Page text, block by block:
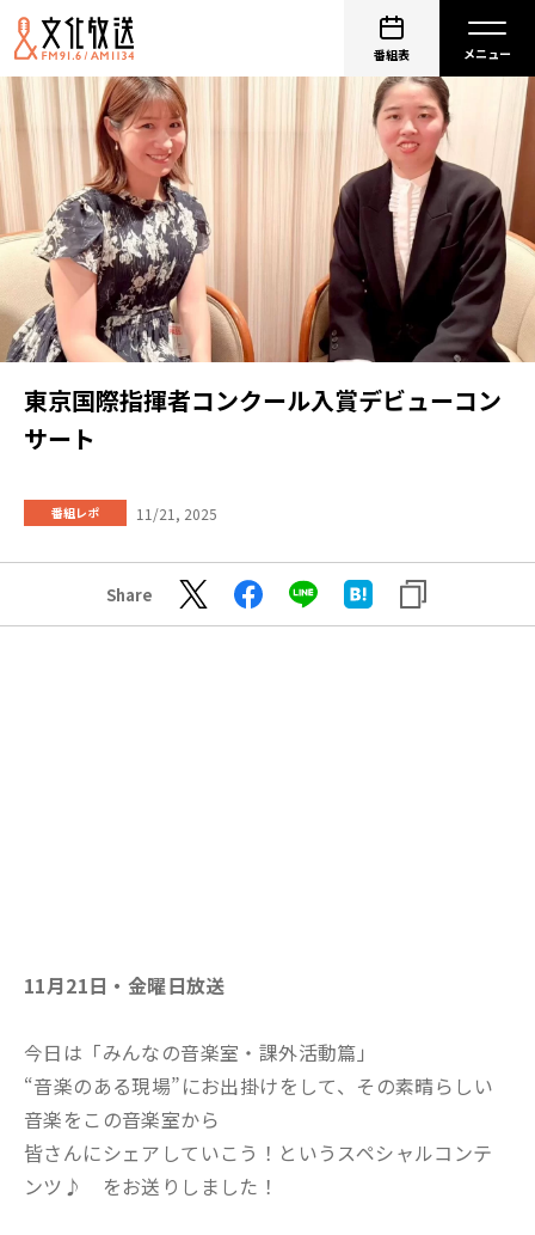
番組表
東京国際指揮者コンクール入賞デビューコン
サート
番組レポ 11/21, 2025
Share
11月21日・金曜日放送
今日は「みんなの音楽室・課外活動篇」
“音楽のある現場”にお出掛けをして、その素晴らしい
音楽をこの音楽室から
皆さんにシェアしていこう！というスペシャルコンテ
ンツ♪ をお送りしました！